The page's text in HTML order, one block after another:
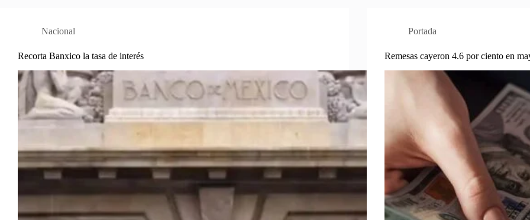
Nacional
Recorta Banxico la tasa de interés
Portada
Remesas cayeron 4.6 por ciento en